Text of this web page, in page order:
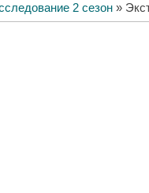
2 сезон »